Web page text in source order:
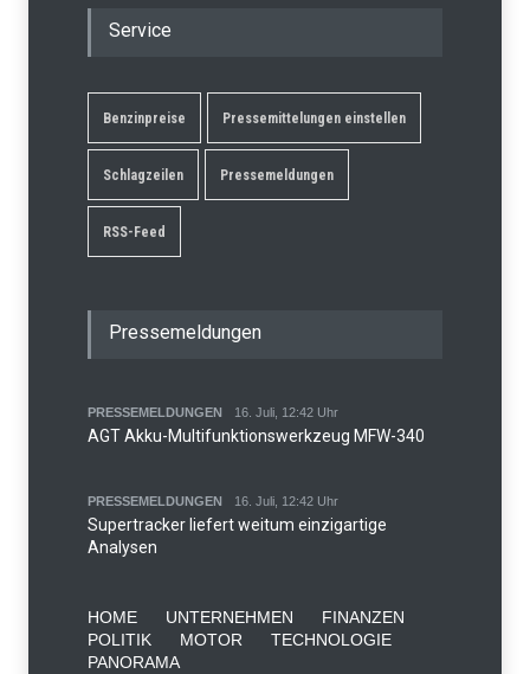
Service
Benzinpreise Pressemittelungen einstellen
Schlagzeilen Pressemeldungen
RSS-Feed
Pressemeldungen
PRESSEMELDUNGEN 16. Juli, 12:42 Uhr
AGT Akku-Multifunktionswerkzeug MFW-340
PRESSEMELDUNGEN 16. Juli, 12:42 Uhr
Supertracker liefert weitum einzigartige
Analysen
HOME UNTERNEHMEN
FINANZEN
POLITIK
MOTOR
TECHNOLOGIE
PANORAMA